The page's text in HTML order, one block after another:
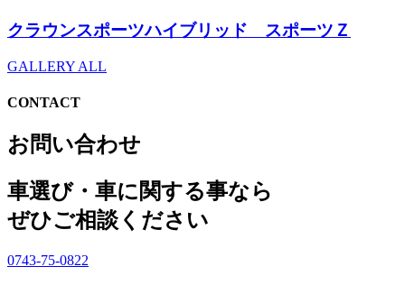
クラウンスポーツハイブリッド スポーツＺ
GALLERY ALL
CONTACT
お問い合わせ
車選び・車に関する事なら
ぜひご相談ください
0743-75-0822